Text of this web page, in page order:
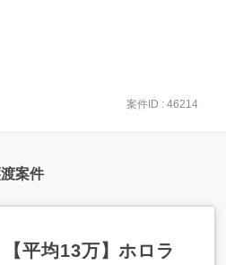
案件ID : 46214
案件
【平均13万】ホロラ